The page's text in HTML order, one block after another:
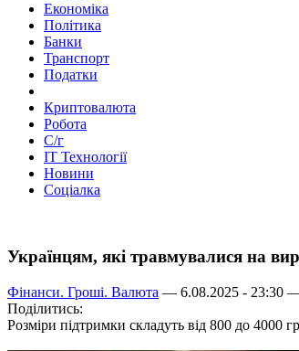
Економіка
Політика
Банки
Транспорт
Податки
Криптовалюта
Робота
С/г
ІТ Технології
Новини
Соціалка
Українцям, які травмувалися на
Фінанси. Гроші. Валюта — 6.08.2025 - 23:30
Поділитись:
Розміри підтримки складуть від 800 до 4000